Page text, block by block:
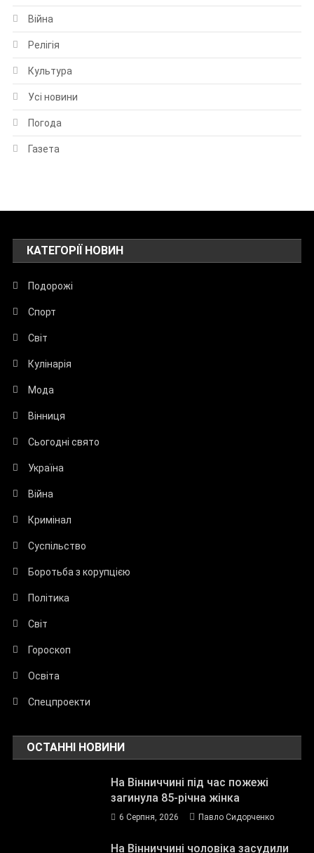
Війна
Релігія
Культура
Усі новини
Погода
Газета
КАТЕГОРІЇ НОВИН
Подорожі
Спорт
Світ
Кулінарія
Мода
Вінниця
Сьогодні свято
Україна
Війна
Кримінал
Суспільство
Боротьба з корупцією
Політика
Світ
Гороскоп
Освіта
Спецпроекти
ОСТАННІ НОВИНИ
На Вінниччині під час пожежі
загинула 85-річна жінка
6 Серпня, 2026 Павло Сидорченко
На Вінниччині чоловіка засудили